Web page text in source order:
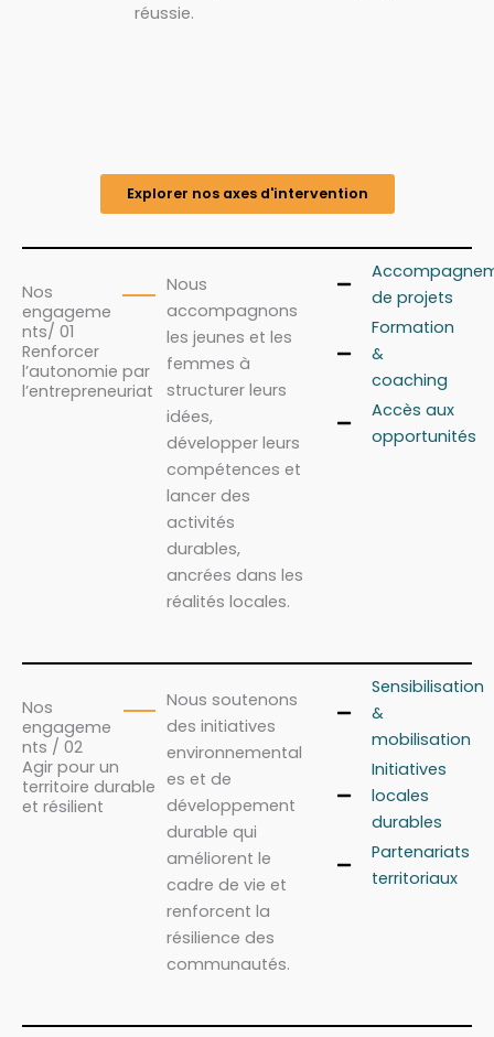
réussie.
Explorer nos axes d'intervention
Nos
engageme
nts/ 01
Renforcer
l’autonomie par
l’entrepreneuriat
Nous
accompagnons
les jeunes et les
femmes à
structurer leurs
idées,
développer leurs
compétences et
lancer des
activités
durables,
ancrées dans les
réalités locales.
de projets
Formation
&
coaching
Accès aux
opportunités
Nos
engageme
nts / 02
Agir pour un
territoire durable
et résilient
Nous soutenons
des initiatives
environnemental
es et de
développement
durable qui
améliorent le
cadre de vie et
renforcent la
résilience des
communautés.
Sensibilisation
&
mobilisation
Initiatives
locales
durables
Partenariats
territoriaux